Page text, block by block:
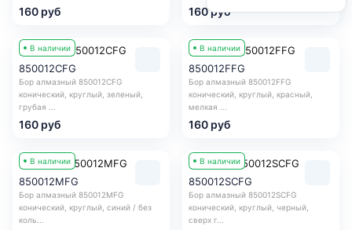
160 руб 160 руб
В наличии
850012CFG
Бор алмазный 850012CFG
конический, круглый, зеленый,
грубая ...
160 руб
В наличии
850012FFG
Бор алмазный 850012FFG
конический, круглый, красный,
мелкая ...
160 руб
В наличии
850012MFG
Бор алмазный 850012MFG
конический, круглый, синий / без
коль...
В наличии
850012SCFG
Бор алмазный 850012SCFG
конический, круглый, черный,
сверх г...